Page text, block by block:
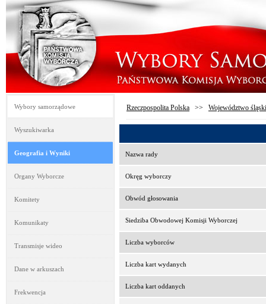
Wybory samorządowe
Wyszukiwarka
Geografia i Wyniki
Organy Wyborcze
Komitety
Komunikaty
Transmisje wideo
Dane w arkuszach
Frekwencja
Rzeczpospolita Polska >> Województwo
Nazwa rady
Okręg wyborczy
Obwód głosowania
Siedziba Obwodowej Komisji Wyborczej
Liczba wyborców
Liczba kart wydanych
Liczba kart oddanych